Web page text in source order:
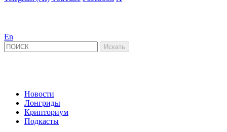
En
Новости
Лонгриды
Крипториум
Подкасты